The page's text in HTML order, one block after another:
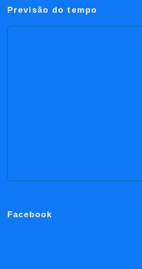
Previsão do tempo
Facebook